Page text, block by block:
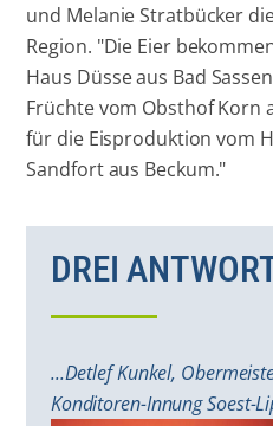
und Melanie Stratbücker
Region. "Die Eier
Haus Düsse aus Bad
Früchte vom Obsthof Korn
für die Eisproduktion vom
Sandfort aus Beckum."
DREI
...Detlef Kunkel,
Konditoren-Innung Soest-